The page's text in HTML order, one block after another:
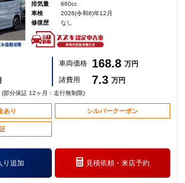
排気量
660cc
車検
2026(令和8)年12月
修復歴
なし
車両価格 168.8 万円
諸費用
7.3 万円
部分保証 12ヶ月：走行無制限)
あり シルバークーポン
り追加 見積依頼・来店予約